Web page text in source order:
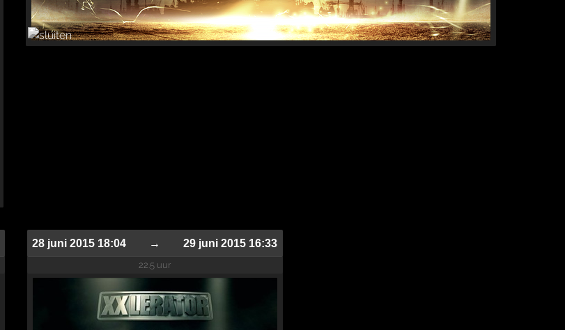
28 juni 2015 18:04 → 29 juni 2015 16:33
22.5 uur